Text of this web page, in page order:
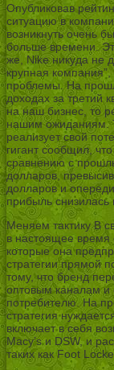
Опубликовав
ситуацию в
возникнуть очень
больше времени.
же, Nike никуда не
крупная
проблемы. На
доходах за третий
на наш бизнес, то
нашим ожиданиям.
реализует свой
гигант сообщил,
сравнению с
долларов,
долларов и
прибыль
Меняем тактику В
в настоящее время
которые она
стратегии прямой
тому, что бренд
оптовым каналам и
потребителю. На
стратегия
включает в себя
Macy’s и DSW, и
таких как Foot